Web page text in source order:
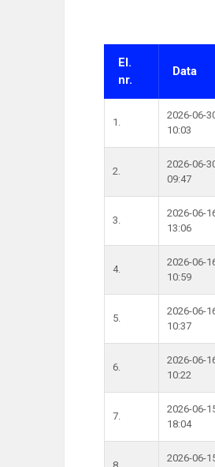
El.
nr.
Data
1.
2026-06-
10:03
2.
2026-06-
09:47
3.
2026-06-
13:06
4.
2026-06-
10:59
5.
2026-06-
10:37
6.
2026-06-
10:22
7.
2026-06-
18:04
2026-06-